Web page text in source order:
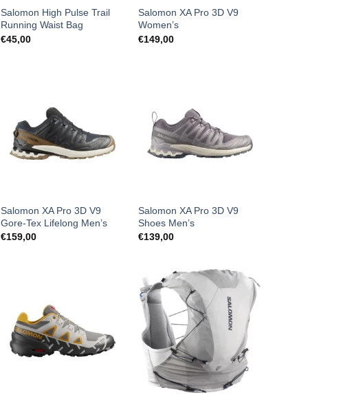
Salomon High Pulse Trail
Running Waist Bag
€45,00
Salomon XA Pro 3D V9
Women’s
€149,00
Salomon XA Pro 3D V9
Gore-Tex Lifelong Men’s
€159,00
Salomon XA Pro 3D V9
Shoes Men’s
€139,00